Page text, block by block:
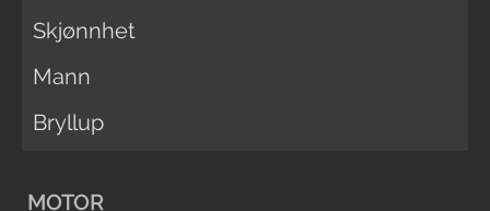
Skjønnhet
Mann
Bryllup
MOTOR